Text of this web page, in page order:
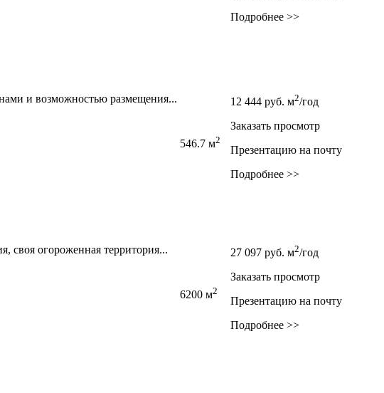
Подробнее >>
и возможностью размещения...
546.7 м2
12 444 руб. м2/год
Заказать просмотр
Презентацию на почту
Подробнее >>
своя огороженная территория...
6200 м2
27 097 руб. м2/год
Заказать просмотр
Презентацию на почту
Подробнее >>